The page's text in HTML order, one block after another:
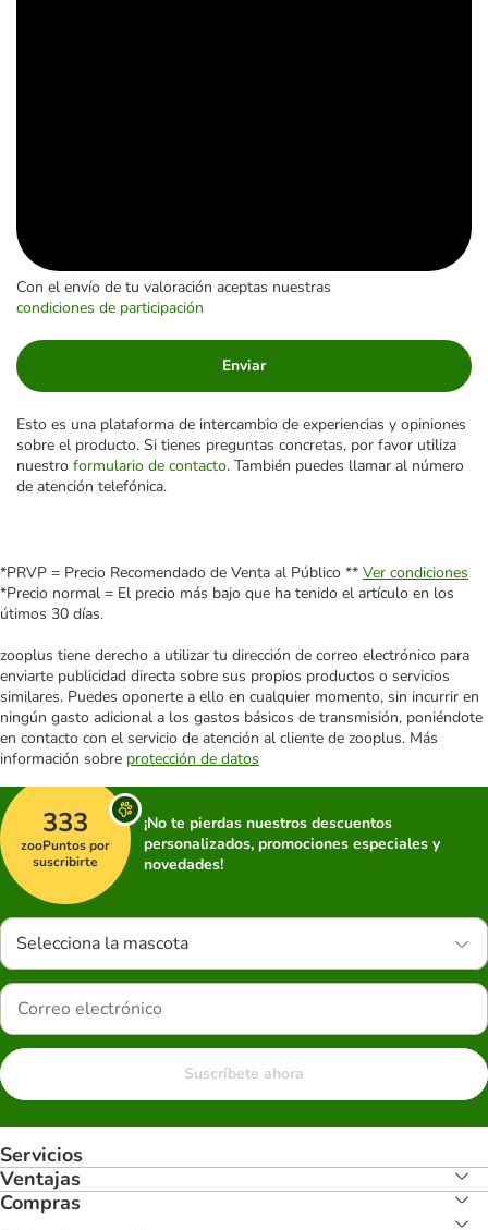
Con el envío de tu valoración aceptas nuestras
condiciones de participación
Enviar
Esto es una plataforma de intercambio de experiencias y opiniones
sobre el producto. Si tienes preguntas concretas, por favor utiliza
nuestro formulario de contacto. También puedes llamar al número
de atención telefónica.
*PRVP = Precio Recomendado de Venta al Público ** Ver condiciones
*Precio normal = El precio más bajo que ha tenido el artículo en los
útimos 30 días.
zooplus tiene derecho a utilizar tu dirección de correo electrónico para
enviarte publicidad directa sobre sus propios productos o servicios
similares. Puedes oponerte a ello en cualquier momento, sin incurrir en
ningún gasto adicional a los gastos básicos de transmisión, poniéndote
en contacto con el servicio de atención al cliente de zooplus. Más
información sobre protección de datos
333
zooPuntos por
suscribirte
¡No te pierdas nuestros descuentos
personalizados, promociones especiales y
novedades!
Selecciona la mascota
Suscríbete ahora
Servicios
Ventajas
Compras